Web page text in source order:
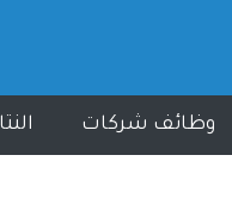
وظائف شركات